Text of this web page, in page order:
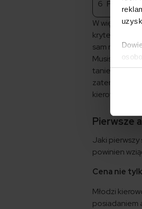
W
kryterium
sam raz na
Musisz
tanie w
zatem
kierowcy?
Pierwsze
Jaki pierwszy
powinien
Cena nie
Młodzi
posiadaniem